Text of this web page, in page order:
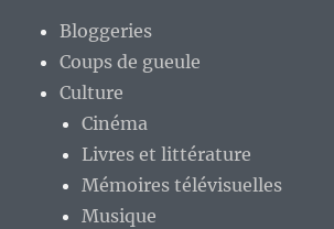
Bloggeries
Coups de gueule
Culture
Cinéma
Livres et littérature
Mémoires télévisuelles
Musique